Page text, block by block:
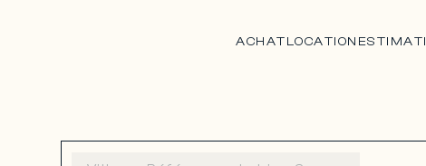
ACHATLOCATION